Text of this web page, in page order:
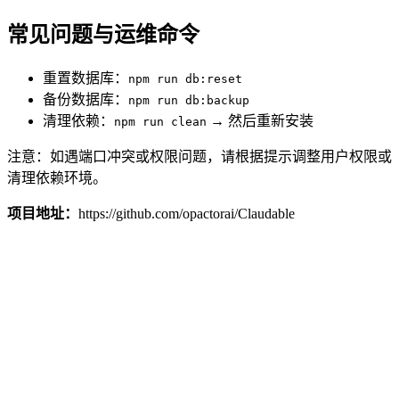
常见问题与运维命令
重置数据库： npm run db:reset
备份数据库： npm run db:backup
清理依赖： npm run clean → 然后重新安装
注意：如遇端口冲突或权限问题，请根据提示调整用户权限或
清理依赖环境。
项目地址： https://github.com/opactorai/Claudable